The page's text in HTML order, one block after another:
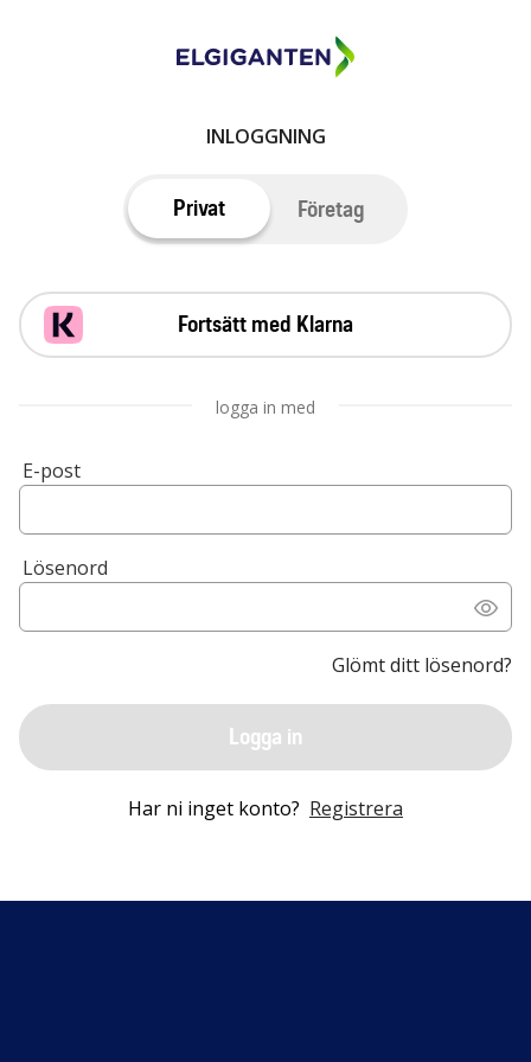
INLOGGNING
Privat Företag
Fortsätt med Klarna
logga in med
E-post
Lösenord
Glömt ditt lösenord?
Logga in
Har ni inget konto? Registrera